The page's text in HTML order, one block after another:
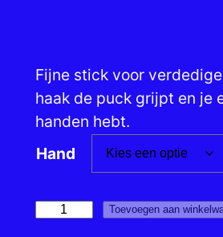
Fijne stick voor
haak de puck grijpt en je
handen hebt.
Hand
Toevoegen aan